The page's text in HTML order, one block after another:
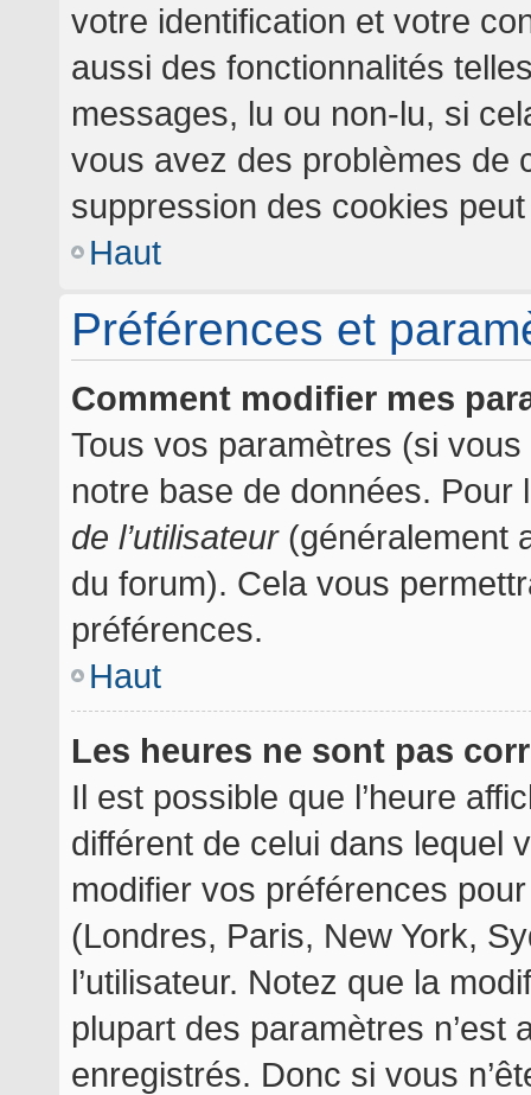
votre identification et votre
aussi des fonctionnalités
messages, lu ou non-lu, si
vous avez des problèmes de
suppression des cookies
Haut
Préférences et
Comment modifier mes
Tous vos paramètres (si
notre base de données.
de l’utilisateur(généralement
du forum). Cela vous
préférences.
Haut
Les heures ne sont pas
Il est possible que l’heure
différent de celui dans lequel
modifier vos préférences
(Londres, Paris, New York,
l’utilisateur. Notez que la
plupart des paramètres n’est
enregistrés. Donc si vous